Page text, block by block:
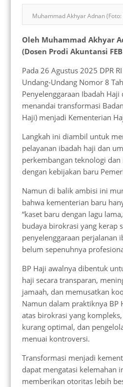
Muhammad Akhyar Adnan
Oleh Muhammad Akhyar
(Dosen Prodi Akuntansi
Pada 26 Agustus 2025 DPR
Undang-Undang Nomor 8
Penyelenggaraan Ibadah Haji
menandai transformasi
Haji) menjadi Kementerian
Langkah ini diambil untuk
pelayanan ibadah haji dan
perkembangan teknologi
dengan kebijakan baru
Namun di balik ambisi ini
bahwa kementerian baru
“kaset baru dengan lagu
budaya birokrasi yang kerap
penyelenggaraan perjalanan
belum sepenuhnya
BP Haji awalnya dibentuk
haji secara transparan,
jamaah, dan memusatkan
Namun dalam praktiknya BP
atas birokrasi yang
kurang optimal, dan
menuai kontroversi.
Transformasi menjadi
dapat mengatasi kelemahan
memberikan otoritas lebih